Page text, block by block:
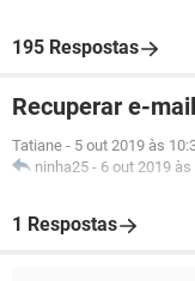
195 Respostas
Recuperar e-
Tatiane - 5 out 2019 às
ninha25 - 6 out 2019 às
1 Respostas